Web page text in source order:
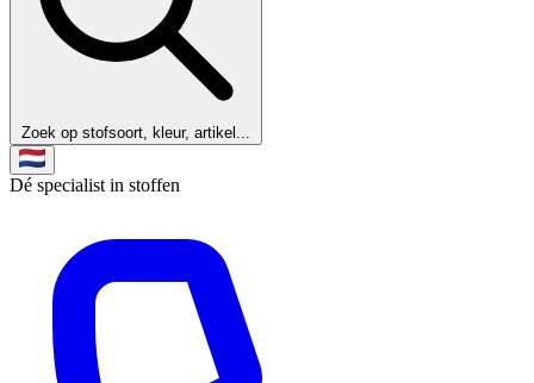
Zoek op stofsoort, kleur, artikel...
Dé specialist in stoffen